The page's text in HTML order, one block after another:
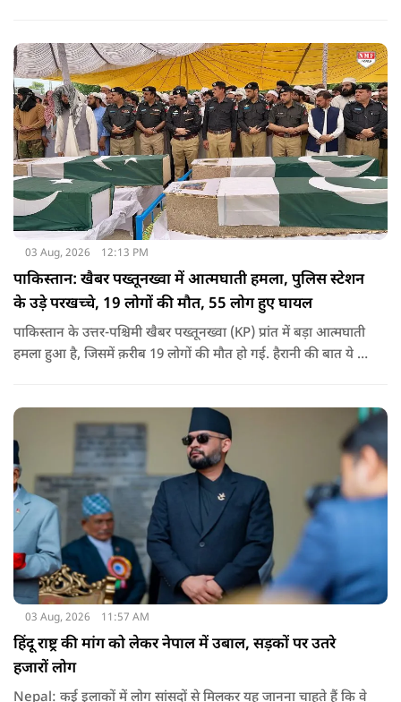
03 Aug, 2026 12:13 PM
पाकिस्तान: खैबर पख्तूनख्वा में आत्मघाती हमला, पुलिस स्टेशन
के उड़े परखच्चे, 19 लोगों की मौत, 55 लोग हुए घायल
पाकिस्तान के उत्तर-पश्चिमी खैबर पख्तूनख्वा (KP) प्रांत में बड़ा आत्मघाती
हमला हुआ है, जिसमें क़रीब 19 लोगों की मौत हो गई. हैरानी की बात ये है
03 Aug, 2026 11:57 AM
हिंदू राष्ट्र की मांग को लेकर नेपाल में उबाल, सड़कों पर उतरे
हजारों लोग
Nepal: कई इलाकों में लोग सांसदों से मिलकर यह जानना चाहते हैं कि वे